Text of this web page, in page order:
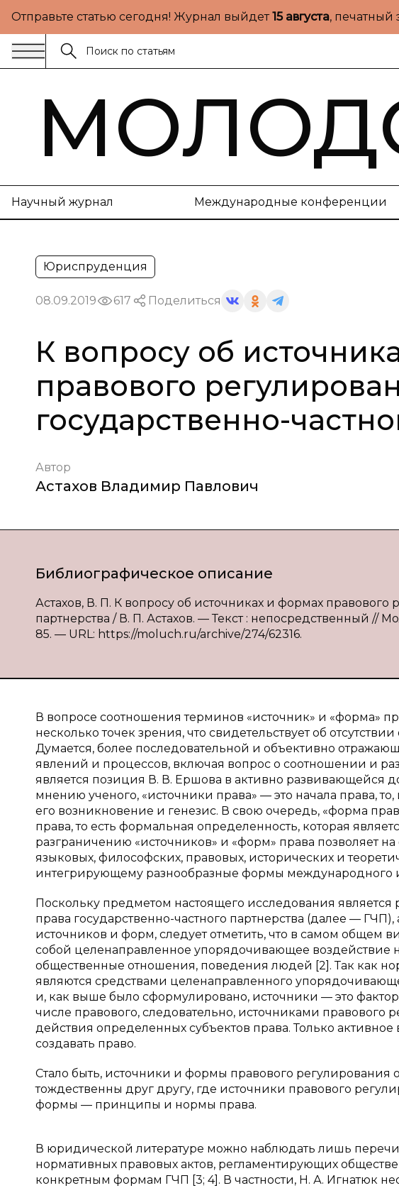
Отправьте статью сегодня! Журнал выйдет15 августа, печатный
Научный журнал Международные конференции
Юриспруденция
08.09.2019 617 Поделиться
К вопросу об
правового
государственно-
Автор
Астахов Владимир Павлович
Библиографическое описание
Астахов, В. П. К вопросу об источниках и формах правового
партнерства / В. П. Астахов. — Текст : непосредственный
85. — URL: https://moluch.ru/archive/274/62316.
В вопросе соотношения терминов «источник» и «форма»
несколько точек зрения, что свидетельствует об
Думается, более последовательной и объективно
явлений и процессов, включая вопрос о соотношении и
является позиция В. В. Ершова в активно развивающейся
мнению ученого, «источники права» — это начала права,
его возникновение и генезис. В свою очередь, «форма
права, то есть формальная определенность, которая
разграничению «источников» и «форм» права позволяет
языковых, философских, правовых, исторических и
интегрирующему разнообразные формы международного и
Поскольку предметом настоящего исследования
права государственно-частного партнерства (далее —
источников и форм, следует отметить, что в самом общем
собой целенаправленное упорядочивающее воздействие
общественные отношения, поведения людей [2]. Так как
являются средствами целенаправленного
и, как выше было сформулировано, источники — это
числе правового, следовательно, источниками
действия определенных субъектов права. Только
создавать право.
Стало быть, источники и формы правового
тождественны друг другу, где источники правового
формы — принципы и нормы права.
В юридической литературе можно наблюдать лишь
нормативных правовых актов, регламентирующих
конкретным формам ГЧП [3; 4]. В частности, Н. А. Игнатюк